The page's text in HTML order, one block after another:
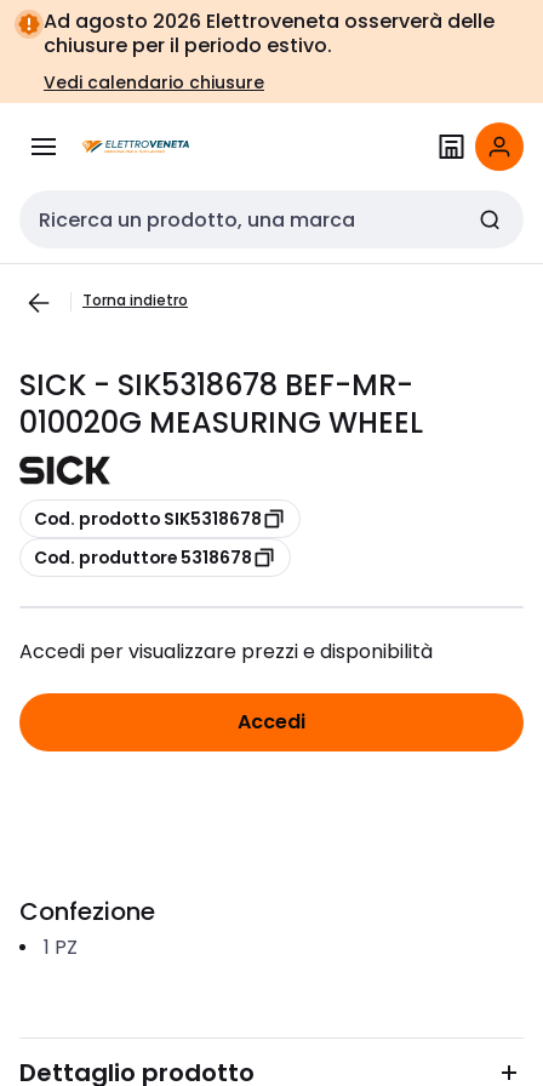
Vai alla
navigazione
Vai
alla
pagina
Ad agosto 2026 Elettroveneta osserverà delle
chiusure per il periodo estivo.
Vedi calendario chiusure
Cerca input
Torna indietro
SICK - SIK5318678 BEF-MR-
010020G MEASURING WHEEL
copia
Cod. prodotto SIK5318678
copia
Cod. produttore 5318678
Accedi per visualizzare prezzi e disponibilità
Accedi
Confezione
1 PZ
Dettaglio prodotto